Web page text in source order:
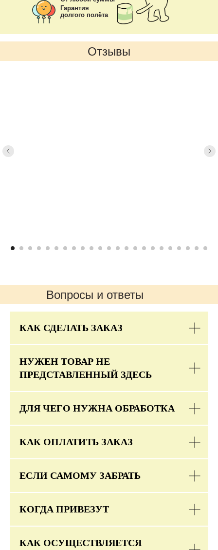
Гарантия
долгого полёта
Отзывы
Вопросы и ответы
КАК СДЕЛАТЬ ЗАКАЗ
НУЖЕН ТОВАР НЕ
ПРЕДСТАВЛЕННЫЙ ЗДЕСЬ
ДЛЯ ЧЕГО НУЖНА ОБРАБОТКА
КАК ОПЛАТИТЬ ЗАКАЗ
ЕСЛИ САМОМУ ЗАБРАТЬ
КОГДА ПРИВЕЗУТ
КАК ОСУЩЕСТВЛЯЕТСЯ